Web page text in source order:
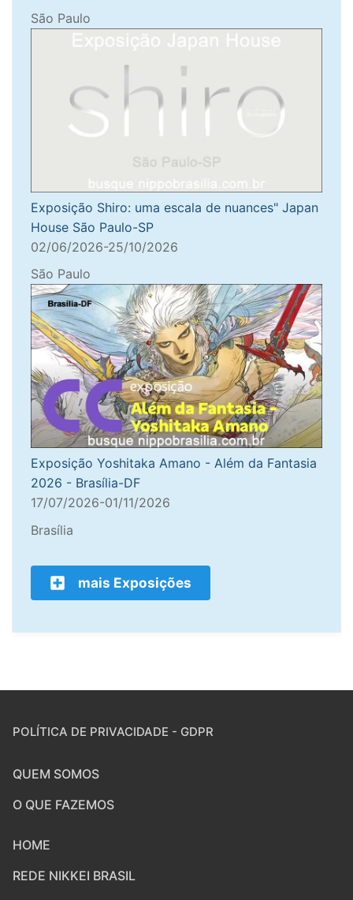
São Paulo
Exposição Shiro: uma escala de nuances" Japan
House São Paulo-SP
02/06/2026-25/10/2026
São Paulo
Exposição Yoshitaka Amano - Além da Fantasia
2026 - Brasília-DF
17/07/2026-01/11/2026
Brasília
mais Exposições
POLÍTICA DE PRIVACIDADE - GDPR
QUEM SOMOS
O QUE FAZEMOS
HOME
REDE NIKKEI BRASIL